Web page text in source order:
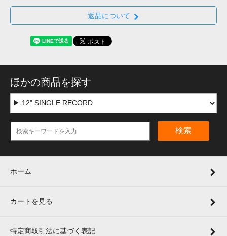
返品について
ほかの商品を探す
検索
ホーム
カートを見る
特定商取引法に基づく表記